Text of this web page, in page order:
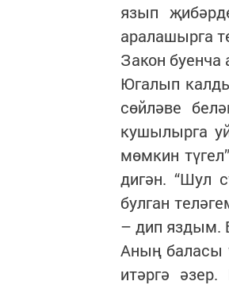
язып
аралашырга
Закон буенча
Югалып
сөйләве
кушылырга
мөмкин
дигән. “Шул
булган
– дип яздым.
Аның баласы
итәргә